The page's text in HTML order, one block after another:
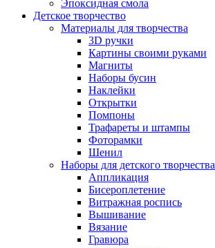
Эпоксидная смола
Детское творчество
Материалы для творчества
3D ручки
Картины своими руками
Магниты
Наборы бусин
Наклейки
Открытки
Помпоны
Трафареты и штампы
Фоторамки
Шенил
Наборы для детского творчества
Аппликация
Бисероплетение
Витражная роспись
Вышивание
Вязание
Гравюра